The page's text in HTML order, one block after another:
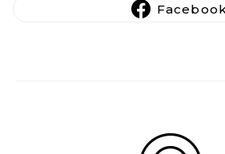
Facebook